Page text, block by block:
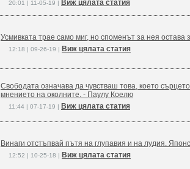
20:01 | 11-05-19 | Виж цялата статия
Усмивката трае само миг, но споменът за нея остава
12:18 | 09-26-19 | Виж цялата статия
Свободата означава да чувстваш това, което
мнението на околните. - Паулу Коелю
11:44 | 07-17-19 | Виж цялата статия
Винаги отстъпвай пътя на глупавия и на лудия.
12:52 | 10-25-18 | Виж цялата статия